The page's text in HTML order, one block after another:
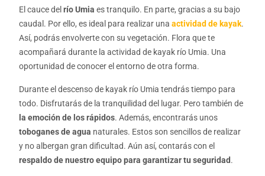
El cauce del río Umia es tranquilo. En parte, gracias a su bajo
caudal. Por ello, es ideal para realizar una actividad de kayak.
Así, podrás envolverte con su vegetación. Flora que te
acompañará durante la actividad de kayak río Umia. Una
oportunidad de conocer el entorno de otra forma.
Durante el descenso de kayak río Umia tendrás tiempo para
todo. Disfrutarás de la tranquilidad del lugar. Pero también de
la emoción de los rápidos. Además, encontrarás unos
toboganes de agua naturales. Estos son sencillos de realizar
y no albergan gran dificultad. Aún así, contarás con el
respaldo de nuestro equipo para garantizar tu seguridad.